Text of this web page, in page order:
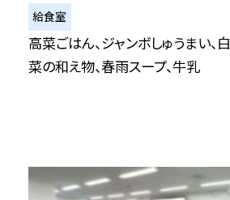
給食室
高菜ごはん、ジャンボしゅうまい、白
菜の和え物、春雨スープ、牛乳